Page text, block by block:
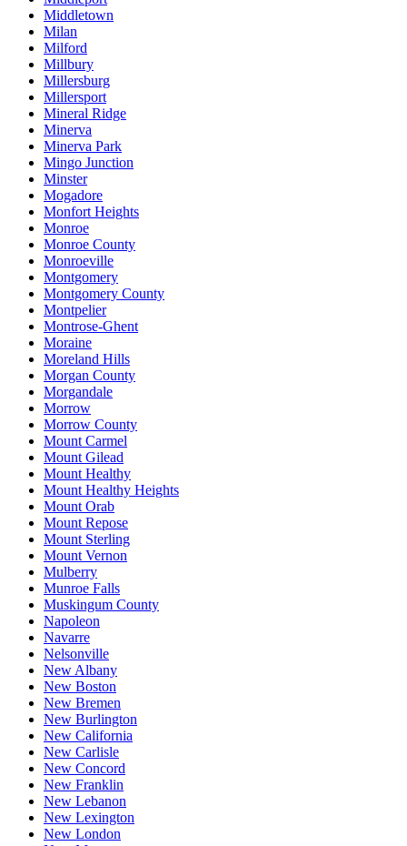
Middletown
Milan
Milford
Millbury
Millersburg
Millersport
Mineral Ridge
Minerva
Minerva Park
Mingo Junction
Minster
Mogadore
Monfort Heights
Monroe
Monroe County
Monroeville
Montgomery
Montgomery County
Montpelier
Montrose-Ghent
Moraine
Moreland Hills
Morgan County
Morgandale
Morrow
Morrow County
Mount Carmel
Mount Gilead
Mount Healthy
Mount Healthy Heights
Mount Orab
Mount Repose
Mount Sterling
Mount Vernon
Mulberry
Munroe Falls
Muskingum County
Napoleon
Navarre
Nelsonville
New Albany
New Boston
New Bremen
New Burlington
New California
New Carlisle
New Concord
New Franklin
New Lebanon
New Lexington
New London